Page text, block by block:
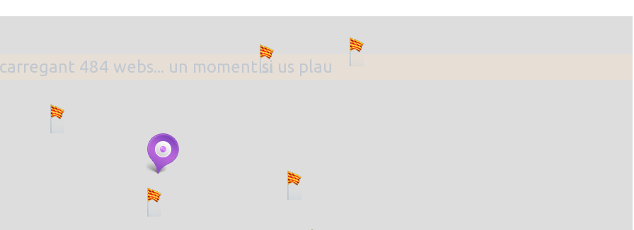
484 webs... un moment si us plau